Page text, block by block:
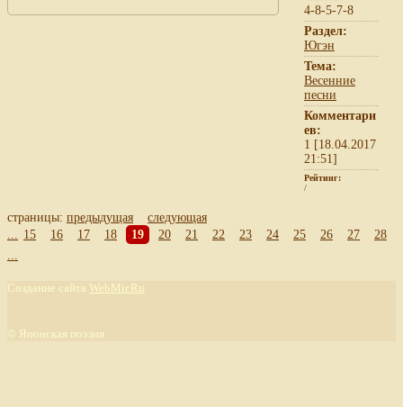
4-8-5-7-8
Раздел:
Югэн
Тема:
Весенние
песни
Комментари
ев:
1 [18.04.2017
21:51]
Рейтинг:
/
страницы: предыдущая
следующая
15 16 17 18 19 20 21 22 23 24 25 26 27
28
Создание сайта WebMir.Ru
Японская поэзия